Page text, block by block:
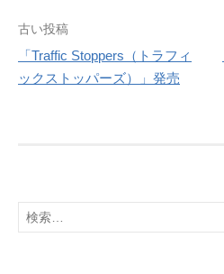
投
稿
ー
シ
古い投稿
「Traffic Stoppers（トラフィ
ックストッパーズ）」発売
検
索: